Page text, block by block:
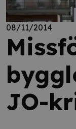
08/11/2014
JO-